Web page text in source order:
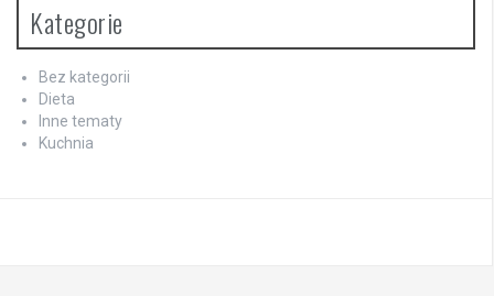
Kategorie
Bez kategorii
Dieta
Inne tematy
Kuchnia